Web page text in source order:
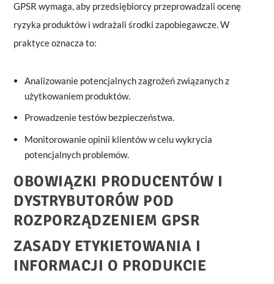
GPSR wymaga, aby przedsiębiorcy przeprowadzali ocenę
ryzyka produktów i wdrażali środki zapobiegawcze. W
praktyce oznacza to:
Analizowanie potencjalnych zagrożeń związanych z
użytkowaniem produktów.
Prowadzenie testów bezpieczeństwa.
Monitorowanie opinii klientów w celu wykrycia
potencjalnych problemów.
OBOWIĄZKI PRODUCENTÓW I
DYSTRYBUTORÓW POD
ROZPORZĄDZENIEM GPSR
ZASADY ETYKIETOWANIA I
INFORMACJI O PRODUKCIE